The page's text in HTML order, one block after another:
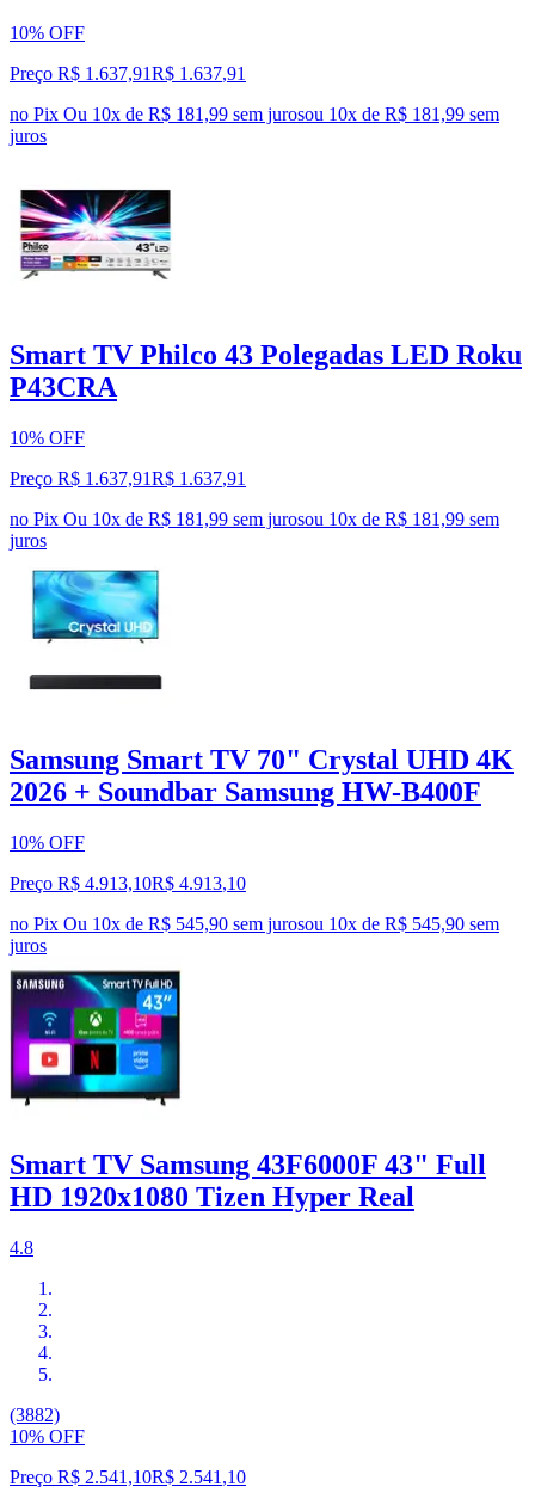
10% OFF
Preço R$ 1.637,91R$ 1.637,91
no Pix Ou 10x de R$ 181,99 sem jurosou 10x de R$ 181,99 sem
juros
Smart TV Philco 43 Polegadas LED Roku
P43CRA
10% OFF
Preço R$ 1.637,91R$ 1.637,91
no Pix Ou 10x de R$ 181,99 sem jurosou 10x de R$ 181,99 sem
juros
Samsung Smart TV 70" Crystal UHD 4K
2026 + Soundbar Samsung HW-B400F
10% OFF
Preço R$ 4.913,10R$ 4.913,10
no Pix Ou 10x de R$ 545,90 sem jurosou 10x de R$ 545,90 sem
juros
Smart TV Samsung 43F6000F 43" Full
HD 1920x1080 Tizen Hyper Real
4.8
(3882)
10% OFF
Preço R$ 2.541,10R$ 2.541 ,10